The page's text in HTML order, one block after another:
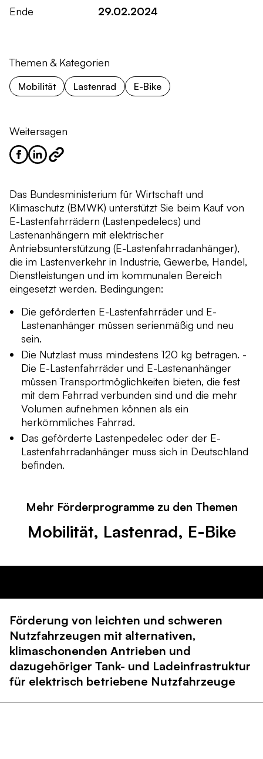
Ende
29.02.2024
Themen & Kategorien
Mobilität Lastenrad E-Bike
Weitersagen
Das Bundesministerium für Wirtschaft und
Klimaschutz (BMWK) unterstützt Sie beim Kauf von
E-Lastenfahrrädern (Lastenpedelecs) und
Lastenanhängern mit elektrischer
Antriebsunterstützung (E-Lastenfahrradanhänger),
die im Lastenverkehr in Industrie, Gewerbe, Handel,
Dienstleistungen und im kommunalen Bereich
eingesetzt werden. Bedingungen:
Die geförderten E-Lastenfahrräder und E-
Lastenanhänger müssen serienmäßig und neu
sein.
Die Nutzlast muss mindestens 120 kg betragen. -
Die E-Lastenfahrräder und E-Lastenanhänger
müssen Transportmöglichkeiten bieten, die fest
mit dem Fahrrad verbunden sind und die mehr
Volumen aufnehmen können als ein
herkömmliches Fahrrad.
Das geförderte Lastenpedelec oder der E-
Lastenfahrradanhänger muss sich in Deutschland
befinden.
Mehr Förderprogramme zu den Themen
Mobilität, Lastenrad, E-Bike
Förderung von leichten und schweren
Nutzfahrzeugen mit alternativen,
klimaschonenden Antrieben und
dazugehöriger Tank- und Ladeinfrastruktur
für elektrisch betriebene Nutzfahrzeuge